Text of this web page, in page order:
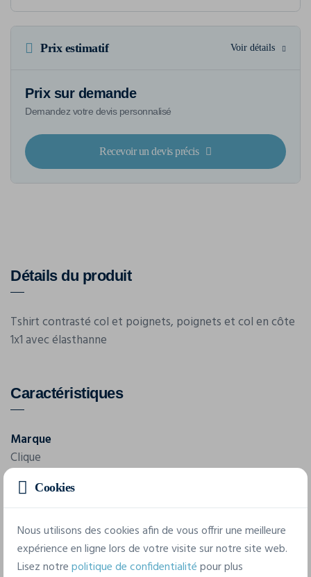
Prix estimatif Voir détails
Prix sur demande
Demandez votre devis personnalisé
Recevoir un devis précis
Détails du produit
Tshirt contrasté col et poignets, poignets et col en côte
1x1 avec élasthanne
Caractéristiques
Marque
Clique
Référence
29314
Composition
160gr/m², 100%coton peigné
Cookies
Nous utilisons des cookies afin de vous offrir une meilleure
expérience en ligne lors de votre visite sur notre site web.
Lisez notrepolitique de confidentialitépour plus